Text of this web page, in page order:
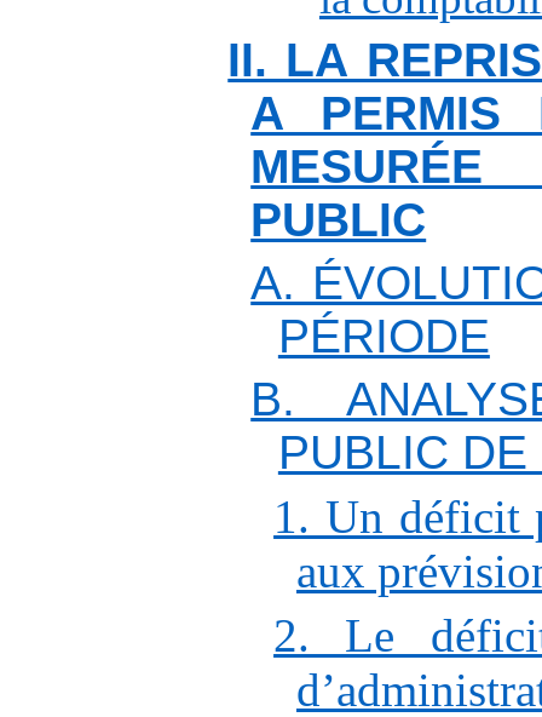
II. LA
A PERMIS
PUBLIC
A.
PÉRIODE
B.
PUBLIC DE
1. Un déficit
aux
2. Le